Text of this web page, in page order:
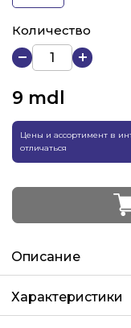
Количество
9 mdl
Цены и ассортимент в
отличаться
Описание
Характеристики